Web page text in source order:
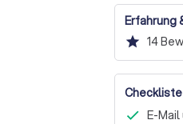
Erfahrung
star 14
Checkliste
E-